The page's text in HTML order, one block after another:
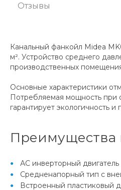
Отзывы
Канальный фанкойл Midea
м². Устройство среднего
производственных
Основные характеристики
Потребляемая мощность при
гарантирует экологичность
Преимущества
АС инверторный
Средненапорный тип с
Встроенный пластиковый